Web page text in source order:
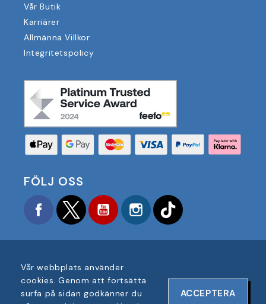
Vår Butik
Karriärer
Allmänna Villkor
Integritetspolicy
FÖLJ OSS
FacebookTwitter YouTubeInstagram
COPYRIGHT © 2025 FOOTBALL AMERICA UK ALLA
RÄTTIGHETER FÖRBEHÅLLNA
Vår webbplats använder
cookies. Genom att fortsätta
surfa på sidan godkänner du
ACCEPTERA